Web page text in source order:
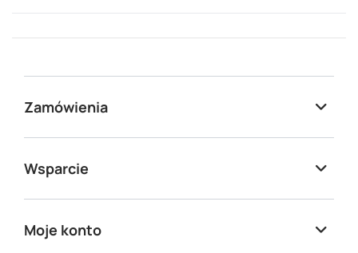
Zamówienia
Wsparcie
Moje konto